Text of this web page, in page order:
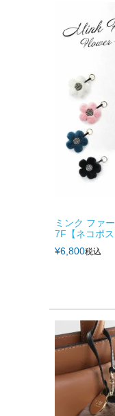
ミンク ファ
7F【ネコポス
¥6,800税込